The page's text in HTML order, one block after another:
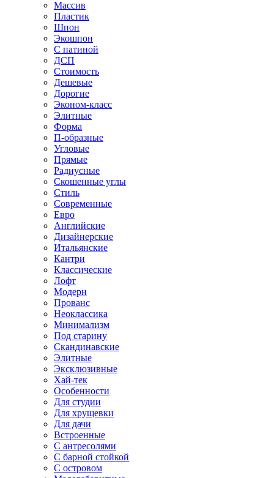
Массив
Пластик
Шпон
Экошпон
С патиной
ДСП
Стоимость
Дешевые
Дорогие
Эконом-класс
Элитные
Форма
П-образные
Угловые
Прямые
Радиусные
Скошенные углы
Стиль
Современные
Евро
Английские
Дизайнерские
Итальянские
Кантри
Классические
Лофт
Модерн
Прованс
Неоклассика
Минимализм
Под старину
Скандинавские
Элитные
Эксклюзивные
Хай-тек
Особенности
Для студии
Для хрущевки
Для дачи
Встроенные
С антресолями
С барной стойкой
С островом